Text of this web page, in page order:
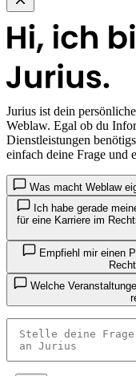
Jurius ist dein
Weblaw. Egal ob du
Dienstleistungen
einfach deine Frage und
Was macht Weblaw
Ich habe gerade meinen Abschluss gemacht und interessiere mich
für eine Karriere im
Empfiehl mir einen Podcast, der aktuelle Entwicklungen in KI im